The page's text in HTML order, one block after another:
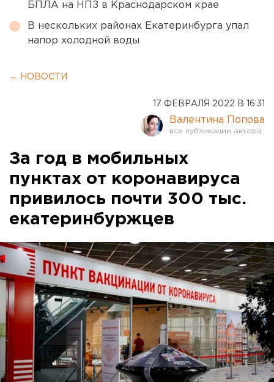
БПЛА на НПЗ в Краснодарском крае
В нескольких районах Екатеринбурга упал
напор холодной воды
← НОВОСТИ
17 ФЕВРАЛЯ 2022 В 16:31
Валентина Попова
За год в мобильных
пунктах от коронавируса
привилось почти 300 тыс.
екатеринбуржцев